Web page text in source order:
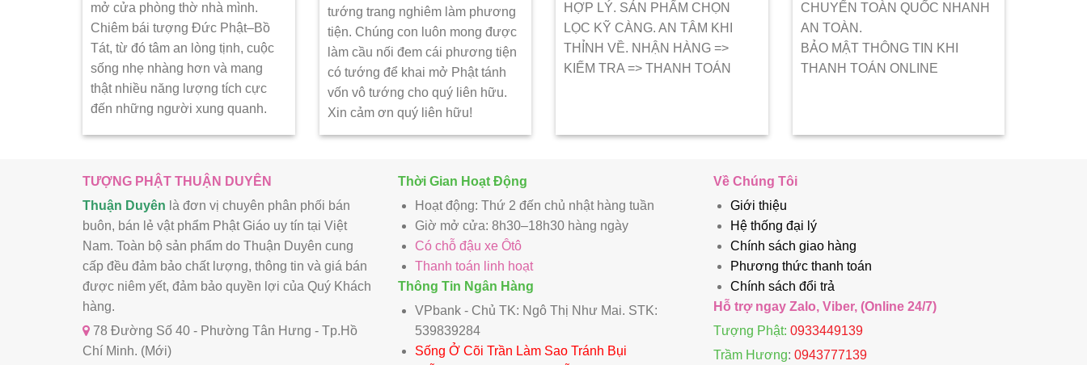
mở cửa phòng thờ nhà mình.
Chiêm bái tượng Đức Phật–Bồ
Tát, từ đó tâm an lòng tịnh, cuộc
sống nhẹ nhàng hơn và mang
thật nhiều năng lượng tích cực
đến những người xung quanh.
tướng trang nghiêm làm phương
tiện. Chúng con luôn mong được
làm cầu nối đem cái phương tiện
có tướng để khai mở Phật tánh
vốn vô tướng cho quý liên hữu.
Xin cảm ơn quý liên hữu!
HỢP LÝ. SẢN PHẨM CHỌN
LỌC KỸ CÀNG. AN TÂM KHI
THỈNH VỀ. NHẬN HÀNG =>
KIẾM TRA => THANH TOÁN
CHUYỂN TOÀN QUỐC NHANH
AN TOÀN.
BẢO MẬT THÔNG TIN KHI
THANH TOÁN ONLINE
TƯỢNG PHẬT THUẬN DUYÊN
Thuận Duyên là đơn vị chuyên phân phối bán
buôn, bán lẻ vật phẩm Phật Giáo uy tín tại Việt
Nam. Toàn bộ sản phẩm do Thuận Duyên cung
cấp đều đảm bảo chất lượng, thông tin và giá bán
được niêm yết, đảm bảo quyền lợi của Quý Khách
hàng.
78 Đường Số 40 - Phường Tân Hưng - Tp.Hồ
Chí Minh. (Mới)
Thời Gian Hoạt Động
Hoạt động: Thứ 2 đến chủ nhật hàng tuần
Giờ mở cửa: 8h30–18h30 hàng ngày
Có chỗ đậu xe Ôtô
Thanh toán linh hoạt
Thông Tin Ngân Hàng
VPbank - Chủ TK: Ngô Thị Như Mai. STK:
539839284
Sống Ở Cõi Trần Làm Sao Tránh Bụi
Về Chúng Tôi
Giới thiệu
Hệ thống đại lý
Chính sách giao hàng
Phương thức thanh toán
Chính sách đổi trả
Hỗ trợ ngay Zalo, Viber, (Online 24/7)
Tượng Phật: 0933449139
Trầm Hương: 0943777139